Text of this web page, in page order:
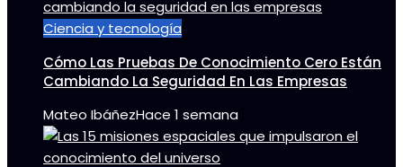
Ciencia y tecnología
Cómo Las Pruebas De Conocimiento Cero Están
Cambiando La Seguridad En Las Empresas
Mateo IbáñezHace 1 semana